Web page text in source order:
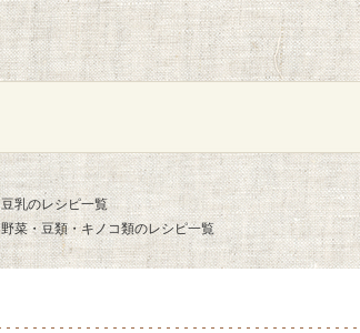
豆乳のレシピ一覧
野菜・豆類・キノコ類のレシピ一覧